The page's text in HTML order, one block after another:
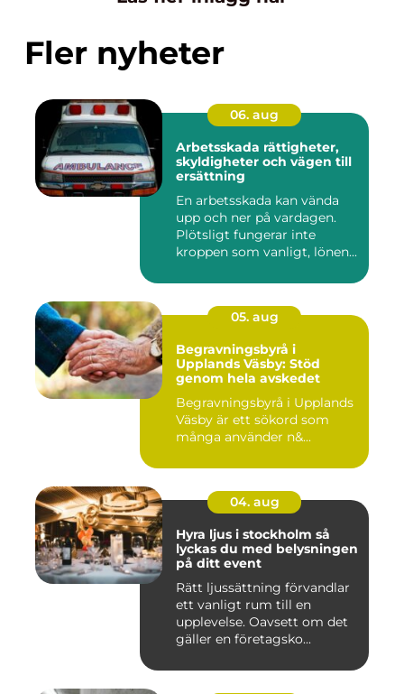
Fler nyheter
06. aug
Arbetsskada rättigheter,
skyldigheter och vägen till
ersättning
En arbetsskada kan vända
upp och ner på vardagen.
Plötsligt fungerar inte
kroppen som vanligt, lönen...
05. aug
Begravningsbyrå i
Upplands Väsby: Stöd
genom hela avskedet
Begravningsbyrå i Upplands
Väsby är ett sökord som
många använder n&...
04. aug
Hyra ljus i stockholm så
lyckas du med belysningen
på ditt event
Rätt ljussättning förvandlar
ett vanligt rum till en
upplevelse. Oavsett om det
gäller en företagsko...